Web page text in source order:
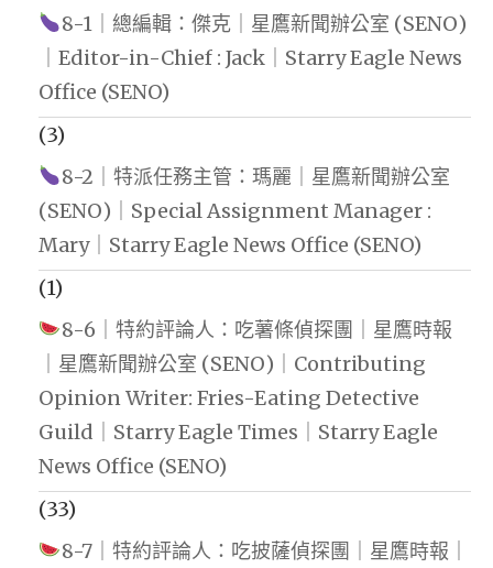
8-1｜總編輯：傑克｜星鷹新聞辦公室 (SENO)
｜Editor-in-Chief : Jack｜Starry Eagle News
Office (SENO)
(3)
8-2｜特派任務主管：瑪麗｜星鷹新聞辦公室
(SENO)｜Special Assignment Manager :
Mary｜Starry Eagle News Office (SENO)
(1)
8-6｜特約評論人：吃薯條偵探團｜星鷹時報
｜星鷹新聞辦公室 (SENO)｜Contributing
Opinion Writer: Fries-Eating Detective
Guild｜Starry Eagle Times｜Starry Eagle
News Office (SENO)
(33)
8-7｜特約評論人：吃披薩偵探團｜星鷹時報｜